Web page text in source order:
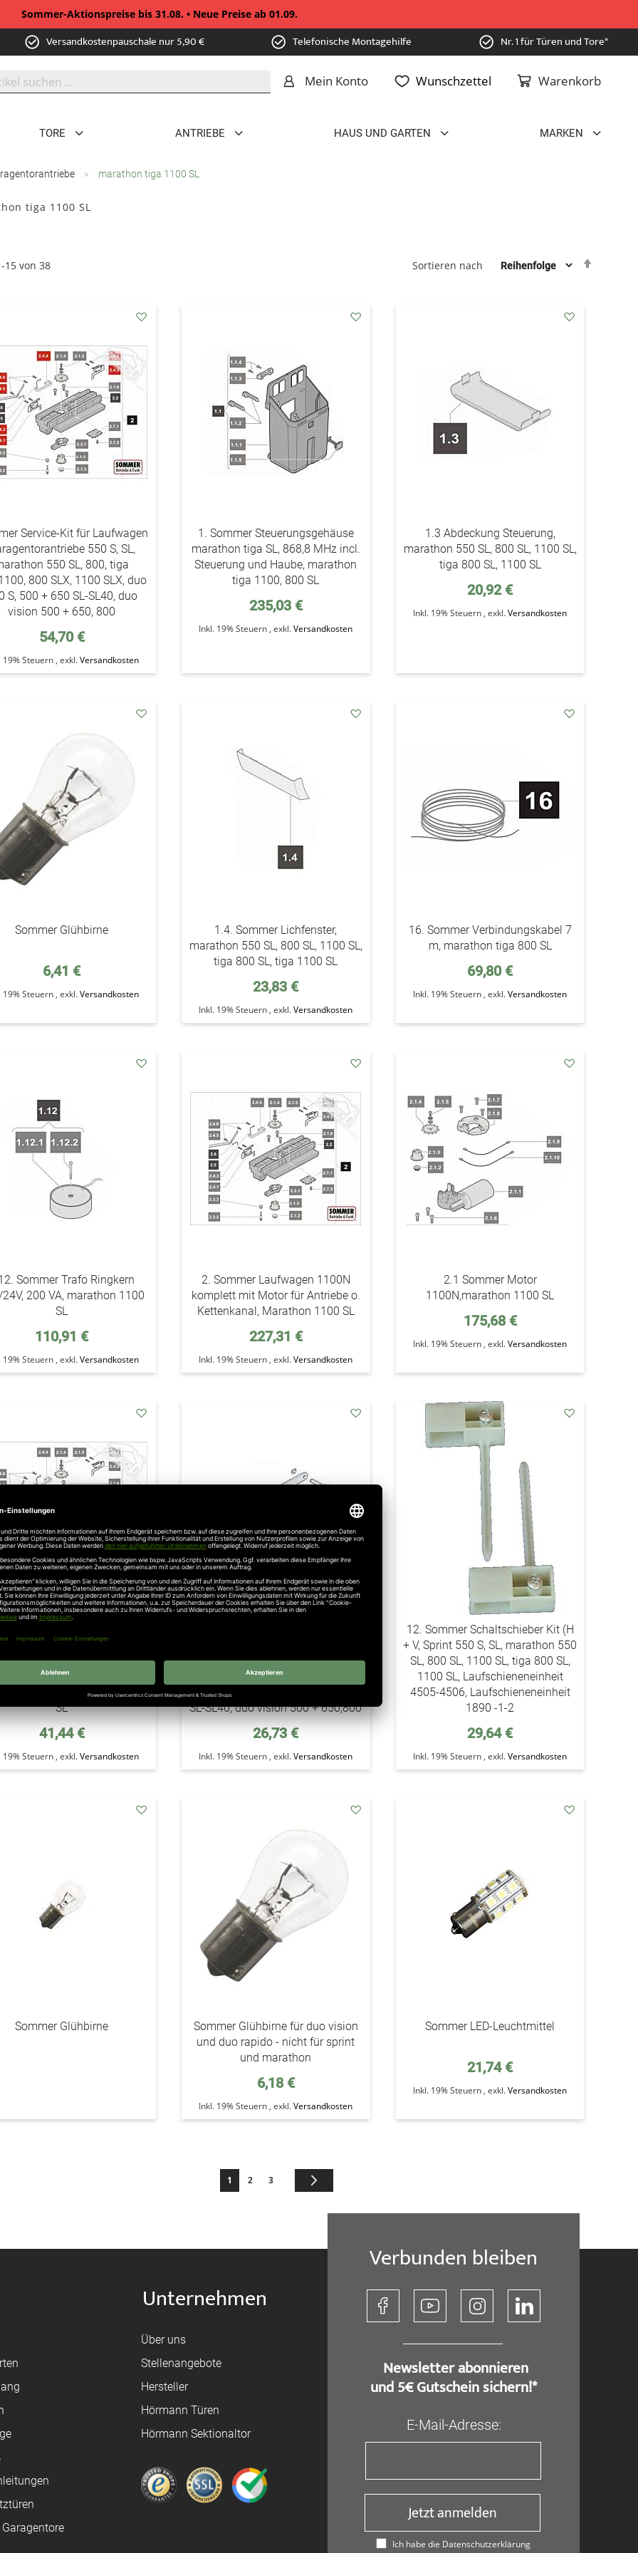
Sommer-Aktionspreise bis 31.08. • Neue Preise ab 01.09.
Versandkostenpauschale nur 5,90 € Telefonische Montagehilfe Nr. 1 für Türen und Tore*
Warenkorb
Mein Konto Wunschzettel
TORE ANTRIEBE HAUS UND GARTEN MARKEN
marathon tiga 1100 SL
tiga 1100 SL
-15von 38 Sortieren nach
den
Wunschzettel
Service-Kit für Laufwagen
550 S, SL,
550 SL, 800, tiga
800 SLX, 1100 SLX, duo
S, 500 + 650 SL-SL40, duo
vision 500 + 650, 800
54,70 €
19% Steuern , exkl.Versandkosten
1. Sommer Steuerungsgehäuse
marathon tiga SL, 868,8 MHz incl.
Steuerung und Haube, marathon
tiga 1100, 800 SL
235,03 €
Inkl. 19% Steuern ,exkl.Versandkosten
1.3 Abdeckung Steuerung,
marathon 550 SL, 800 SL, 1100 SL,
tiga 800 SL, 1100 SL
20,92 €
Inkl. 19% Steuern ,exkl.Versandkosten
Sommer Glühbirne
6,41 €
19% Steuern , exkl.Versandkosten
1.4. Sommer Lichfenster,
marathon 550 SL, 800 SL, 1100 SL,
tiga 800 SL, tiga 1100 SL
23,83 €
Inkl. 19% Steuern ,exkl.Versandkosten
16. Sommer Verbindungskabel 7
m, marathon tiga 800 SL
69,80 €
Inkl. 19% Steuern ,exkl.Versandkosten
Sommer Trafo Ringkern
200 VA, marathon 1100
SL
110,91 €
19% Steuern , exkl.Versandkosten
den
Wunschzettel
2. Sommer Laufwagen 1100N
komplett mit Motor für Antriebe o.
Kettenkanal, Marathon 1100 SL
227,31 €
Inkl. 19% Steuern ,exkl.Versandkosten
2.1 Sommer Motor
1100N,marathon 1100 SL
175,68 €
Inkl. 19% Steuern ,exkl.Versandkosten
den
Wunschzettel
500-650, marathon 800 SL,
SL, tiga 800 SL, 1100 SL, tiga
1100 SLX, du vision 800,
800, sprint S 800 N, duo 800
SL
41,44 €
19% Steuern , exkl.Versandkosten
marathon 550 SL, 800 SL, 1100 SL,
tiga 800 SL, 1100 SL, tiga 800 SLX,
1100 SLX, duo 500 S, 500 + 650
SL-SL40, duo vision 500 + 650,800
26,73 €
Inkl. 19% Steuern ,exkl.Versandkosten
12. Sommer Schaltschieber Kit (H
+ V, Sprint 550 S, SL, marathon 550
SL, 800 SL, 1100 SL, tiga 800 SL,
1100 SL, Laufschieneneinheit
4505-4506, Laufschieneneinheit
1890 -1-2
29,64 €
Inkl. 19% Steuern ,exkl.Versandkosten
Sommer Glühbirne
Sommer Glühbirne für duo vision
und duo rapido - nicht für sprint
und marathon
6,18 €
Inkl. 19% Steuern ,exkl.Versandkosten
Sommer LED-Leuchtmittel
21,74 €
Inkl. 19% Steuern ,exkl.Versandkosten
Seite
Sie lesen gerade die Seite
1 Seite
2 Seite
3
Unternehmen
Über uns
Stellenangebote
Hersteller
Hörmann Türen
Hörmann Sektionaltor
Verbunden bleiben
​ Newsletter abonnieren
und 5€ Gutschein sichern!*
E-Mail-Adresse:
Jetzt anmelden
Ich habe die Datenschutzerklärung